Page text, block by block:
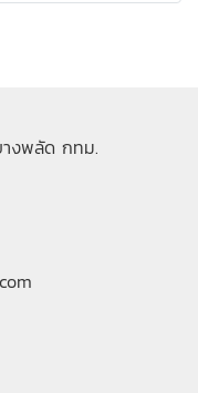
งพลัด กทม.